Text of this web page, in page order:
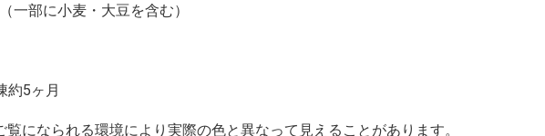
一部に小麦・大豆を含む）
約5ヶ月
覧になられる環境により実際の色と異なって見えることがあります。